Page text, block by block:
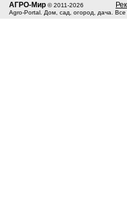
АГРО-Мир © 2011-2026
Agro-Portal. Дом, сад, огород, дача.